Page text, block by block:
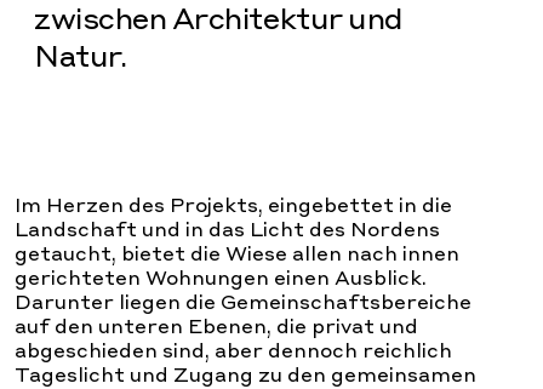
zwischen Architektur und
Natur.
Im Herzen des Projekts, eingebettet in die
Landschaft und in das Licht des Nordens
getaucht, bietet die Wiese allen nach innen
gerichteten Wohnungen einen Ausblick.
Darunter liegen die Gemeinschaftsbereiche
auf den unteren Ebenen, die privat und
abgeschieden sind, aber dennoch reichlich
Tageslicht und Zugang zu den gemeinsamen